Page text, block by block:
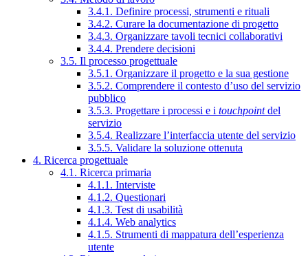
3.4.1. Definire processi, strumenti e rituali
3.4.2. Curare la documentazione di progetto
3.4.3. Organizzare tavoli tecnici collaborativi
3.4.4. Prendere decisioni
3.5. Il processo progettuale
3.5.1. Organizzare il progetto e la sua gestione
3.5.2. Comprendere il contesto d’uso del servizio
pubblico
3.5.3. Progettare i processi e i touchpointdel
servizio
3.5.4. Realizzare l’interfaccia utente del servizio
3.5.5. Validare la soluzione ottenuta
4. Ricerca progettuale
4.1. Ricerca primaria
4.1.1. Interviste
4.1.2. Questionari
4.1.3. Test di usabilità
4.1.4. Web analytics
4.1.5. Strumenti di mappatura dell’esperienza
utente